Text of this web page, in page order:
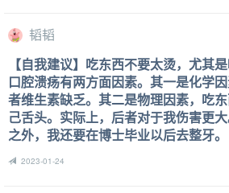
韬韬
【自我建议】吃东西不要太烫，尤其
口腔溃疡有两方面因素。其一是化学
者维生素缺乏。其二是物理因素，吃
己舌头。实际上，后者对于我伤害更
之外，我还要在博士毕业以后去整牙。
2023-01-24